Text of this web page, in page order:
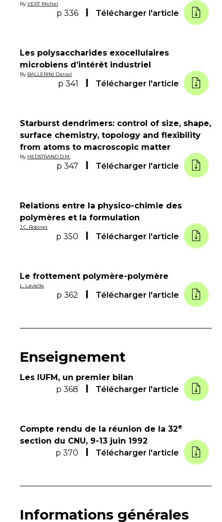
By VERT Michel
p 336 Télécharger l'article
Les polysaccharides exocellulaires
microbiens d’intérêt industriel
By BALLERINI Daniel
p 341 Télécharger l'article
Starburst dendrimers: control of size, shape,
surface chemistry, topology and flexibility
from atoms to macroscopic matter
By HEDSTRAND D.M.
p 347 Télécharger l'article
Relations entre la physico-chimie des
polymères et la formulation
J.C. Robinet
p 350 Télécharger l'article
Le frottement polymère-polymère
L. Lavielle
p 362 Télécharger l'article
Enseignement
Les IUFM, un premier bilan
p 368
Télécharger l'article
Compte rendu de la réunion de la 32e
section du CNU, 9-13 juin 1992
p 370
Télécharger l'article
Informations générales